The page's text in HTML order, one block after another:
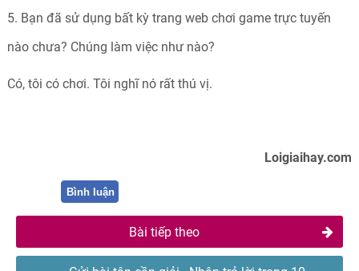
5. Bạn đã sử dụng bất kỳ trang web chơi game trực tuyến
nào chưa? Chúng làm việc như nào?
Có, tôi có chơi. Tôi nghĩ nó rất thú vị.
Loigiaihay.com
Bình luận
Bài tiếp theo